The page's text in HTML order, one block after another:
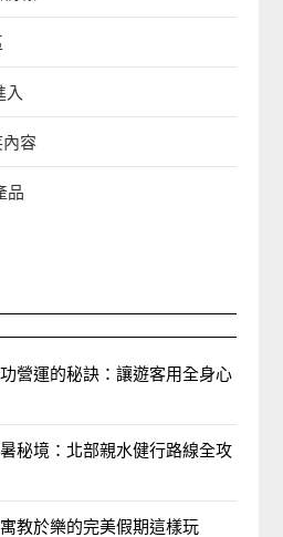
入
容
品
營運的秘訣：讓遊客用全身心
秘境：北部親水健行路線全攻
教於樂的完美假期這樣玩